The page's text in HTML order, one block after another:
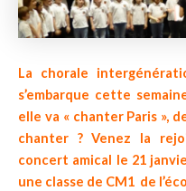
La chorale
s’embarque cette
elle va « chanter Paris »,
chanter ? Venez la
concert amical le 21
une classe de CM1 de